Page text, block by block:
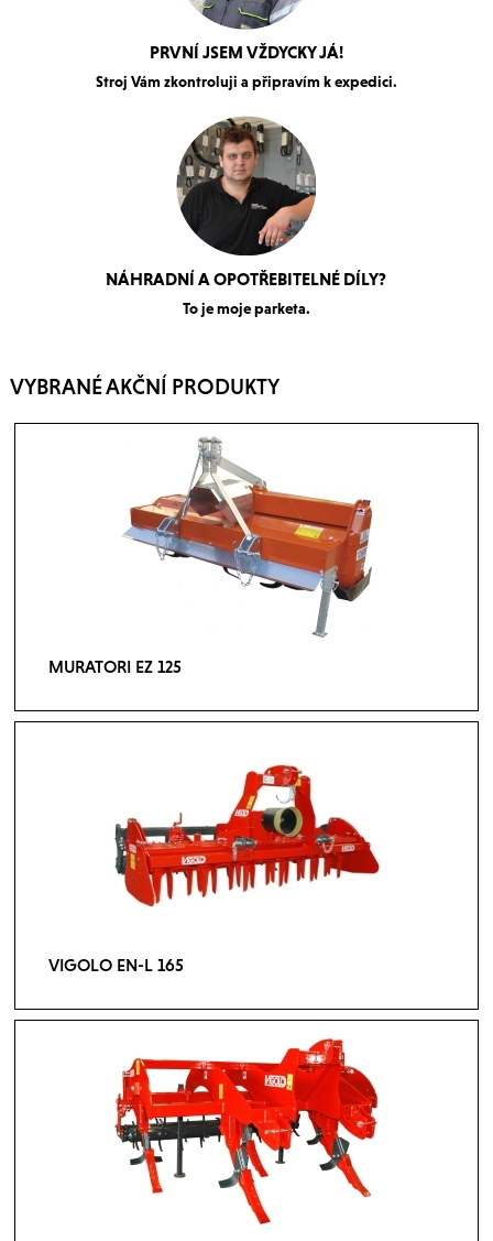
PRVNÍ JSEM VŽDYCKY JÁ!
Stroj Vám zkontroluji a připravím k expedici.
NÁHRADNÍ A OPOTŘEBITELNÉ DÍLY?
To je moje parketa.
VYBRANÉ AKČNÍ PRODUKTY
MURATORI EZ 125
VIGOLO EN-L 165